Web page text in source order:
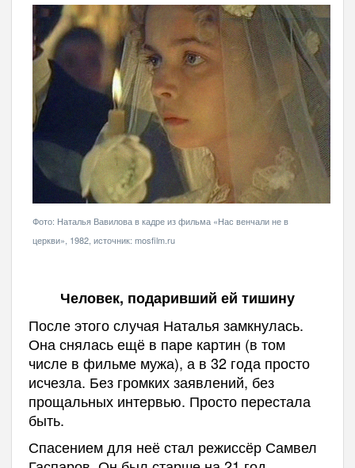
Фото: Наталья Вавилова в кадре из фильма «Нас венчали не в
церкви», 1982, источник: mosfilm.ru
Человек, подаривший ей тишину
После этого случая Наталья замкнулась.
Она снялась ещё в паре картин (в том
числе в фильме мужа), а в 32 года просто
исчезла. Без громких заявлений, без
прощальных интервью. Просто перестала
быть.
Спасением для неё стал режиссёр Самвел